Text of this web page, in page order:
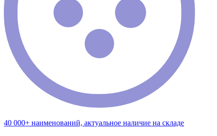
40 000+ наименований, актуальное наличие на складе